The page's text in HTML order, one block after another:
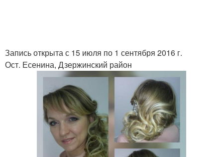
Запись открыта с 15 июля по 1 сентября 2016 г.
Ост. Есенина, Дзержинский район